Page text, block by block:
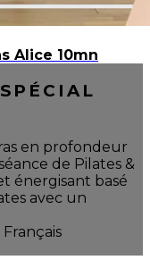
Alice 10mn
en profondeur
de Pilates &
énergisant basé
avec un